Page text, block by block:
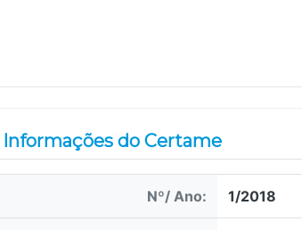
Informações do Certame
Nº/ Ano: 1/2018